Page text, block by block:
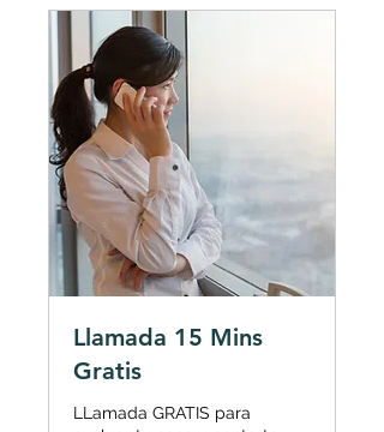
Llamada 15 Mins
Gratis
LLamada GRATIS para